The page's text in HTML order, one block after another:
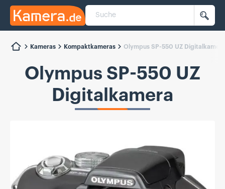
Kamera.de
Suche
Kameras Kompaktkameras Olympus SP-550 UZ Digitalkamera
Olympus SP-550 UZ
Digitalkamera